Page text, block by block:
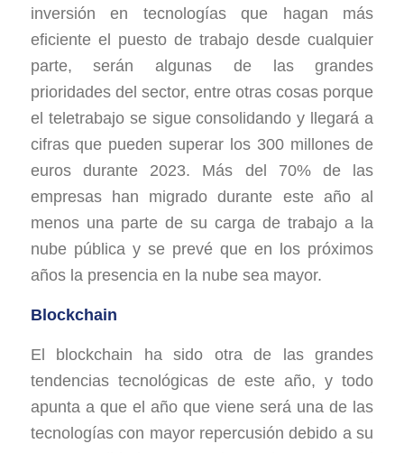
inversión en tecnologías que hagan más
eficiente el puesto de trabajo desde cualquier
parte, serán algunas de las grandes
prioridades del sector, entre otras cosas porque
el teletrabajo se sigue consolidando y llegará a
cifras que pueden superar los 300 millones de
euros durante 2023. Más del 70% de las
empresas han migrado durante este año al
menos una parte de su carga de trabajo a la
nube pública y se prevé que en los próximos
años la presencia en la nube sea mayor.
Blockchain
El blockchain ha sido otra de las grandes
tendencias tecnológicas de este año, y todo
apunta a que el año que viene será una de las
tecnologías con mayor repercusión debido a su